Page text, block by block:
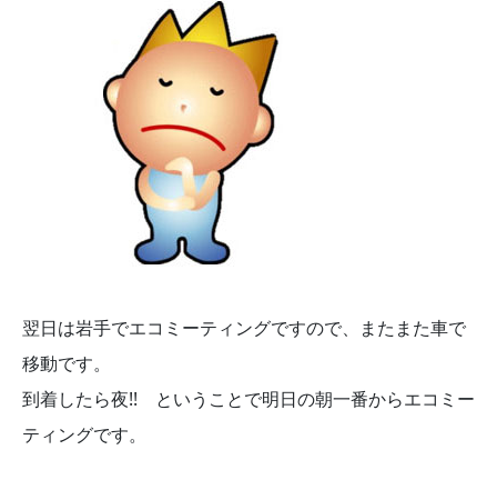
翌日は岩手でエコミーティングですので、またまた車で
移動です。
到着したら夜!! ということで明日の朝一番からエコミー
ティングです。